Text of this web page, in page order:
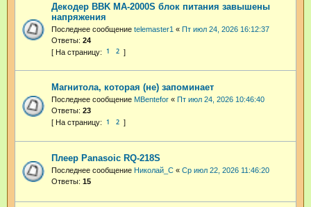
Декодер BBK MA-2000S блок питания завышены
напряжения
Последнее сообщение telemaster1 « Пт июл 24, 2026 16:12:37
Ответы: 24
1 2
Магнитола, которая (не) запоминает
Последнее сообщение MBentefor « Пт июл 24, 2026 10:46:40
Ответы: 23
1 2
Плеер Panasoic RQ-218S
Последнее сообщение Николай_С « Ср июл 22, 2026 11:46:20
Ответы: 15